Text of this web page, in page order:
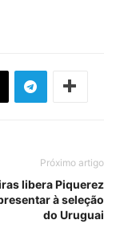
Próximo artigo
libera Piquerez
à seleção
do Uruguai